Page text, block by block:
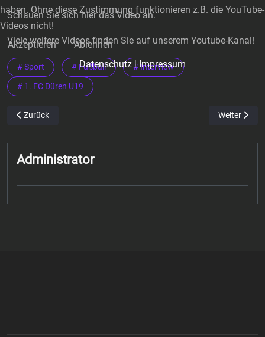
Schauen Sie sich hier das Video an.
Viele weitere Videos finden Sie auf unserem Youtube-Kanal!
# Sport # Fußball # Interview
# 1. FC Düren U19
Vorheriger Beitrag: Christie Diambu – Verteidiger 1. FC Düren U 19
Zurück Nächster
Weiter
Administrator
haben. Ohne diese Zustimmung funktionieren z.B. die YouTube-
Videos nicht!
Akzeptieren
Ablehnen
Datenschutz|Impressum